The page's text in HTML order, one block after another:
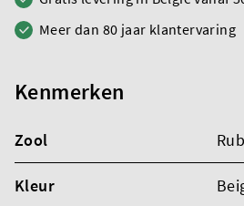
Meer dan 80 jaar klantervaring
Kenmerken
Zool
Kleur